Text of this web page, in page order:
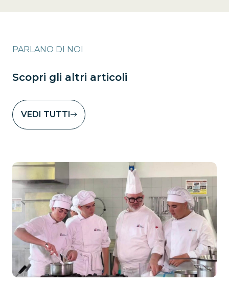
PARLANO DI NOI
Scopri gli altri articoli
VEDI TUTTI